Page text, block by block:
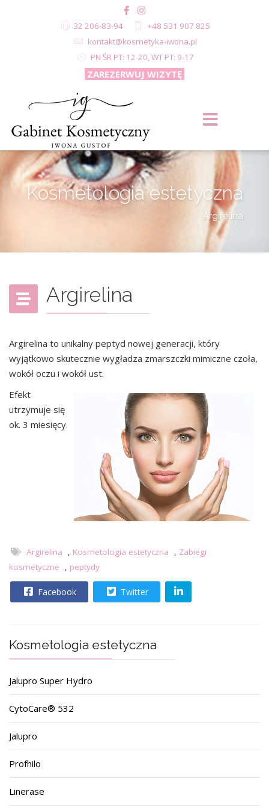
32 206-83-94
+48 531 907 825
kontakt@kosmetyka-iwona.pl
PN ŚR PT: 12-20, WT PT: 9-17
ZAREZERWUJ WIZYTĘ
Kosmetologia estetyczna
Argirelina
Argirelina
Argirelina to unikalny peptyd nowej generacji, który
wyjątkowo skutecznie wygładza zmarszczki mimiczne czoła,
wokół oczu i wokół ust.
Efekt
utrzymuje się
ok. 3 miesięcy.
Argirelina , Kosmetologia estetyczna , Zabiegi
kosmetyczne
, peptydy
Facebook Twitter
Kosmetologia estetyczna
Jalupro Super Hydro
CytoCare® 532
Jalupro
Profhilo
Linerase